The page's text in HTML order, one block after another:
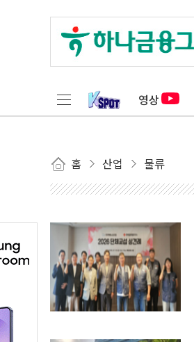
영상
홈 산업 물류